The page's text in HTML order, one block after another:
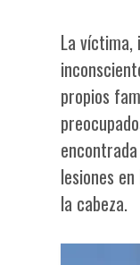
La víctima,
propios
lesiones
la cabeza.